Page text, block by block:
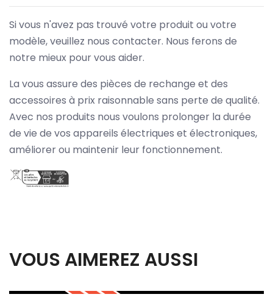
Si vous n'avez pas trouvé votre produit ou votre
modèle, veuillez nous contacter. Nous ferons de
notre mieux pour vous aider.
La vous assure des pièces de rechange et des
accessoires à prix raisonnable sans perte de qualité.
Avec nos produits nous voulons prolonger la durée
de vie de vos appareils électriques et électroniques,
améliorer ou maintenir leur fonctionnement.
VOUS AIMEREZ AUSSI